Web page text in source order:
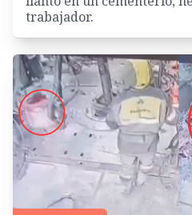
trabajador.